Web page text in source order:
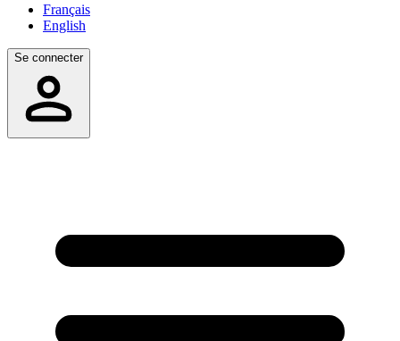
Français
English
Se connecter